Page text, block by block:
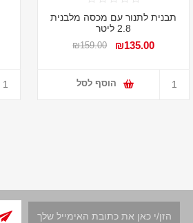
תבנית לתנור עם מכסה מלבנית
2.8 ליטר
₪135.00
₪159.00
הוסף לסל